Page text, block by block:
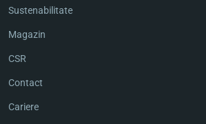
Sustenabilitate
Magazin
CSR
Contact
Cariere